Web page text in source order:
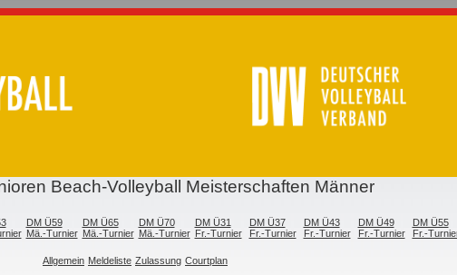
Beach-Volleyball Meisterschaften Männer
DM Ü59
Mä.-Turnier
DM Ü65
Mä.-Turnier
DM Ü70
Mä.-Turnier
DM Ü31
Fr.-Turnier
DM Ü37
Fr.-Turnier
DM Ü43
Fr.-Turnier
DM Ü49
Fr.-Turnier
DM Ü55
Fr.-
Allgemein Meldeliste Zulassung Courtplan